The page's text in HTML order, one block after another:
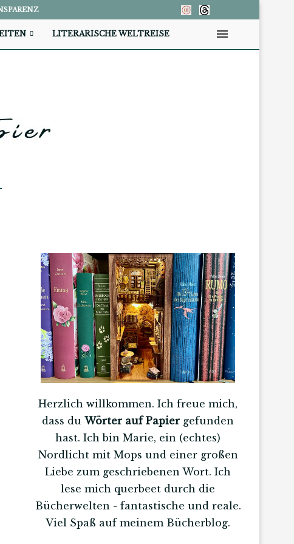
LITERARISCHE WELTREISE
Herzlich willkommen. Ich freue mich,
dass du Wörter auf Papiergefunden
hast. Ich bin Marie, ein (echtes)
Nordlicht mit Mops und einer großen
Liebe zum geschriebenen Wort. Ich
lese mich querbeet durch die
Bücherwelten - fantastische und reale.
Viel Spaß auf meinem Bücherblog.